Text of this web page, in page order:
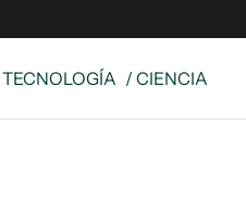
/ CIENCIA